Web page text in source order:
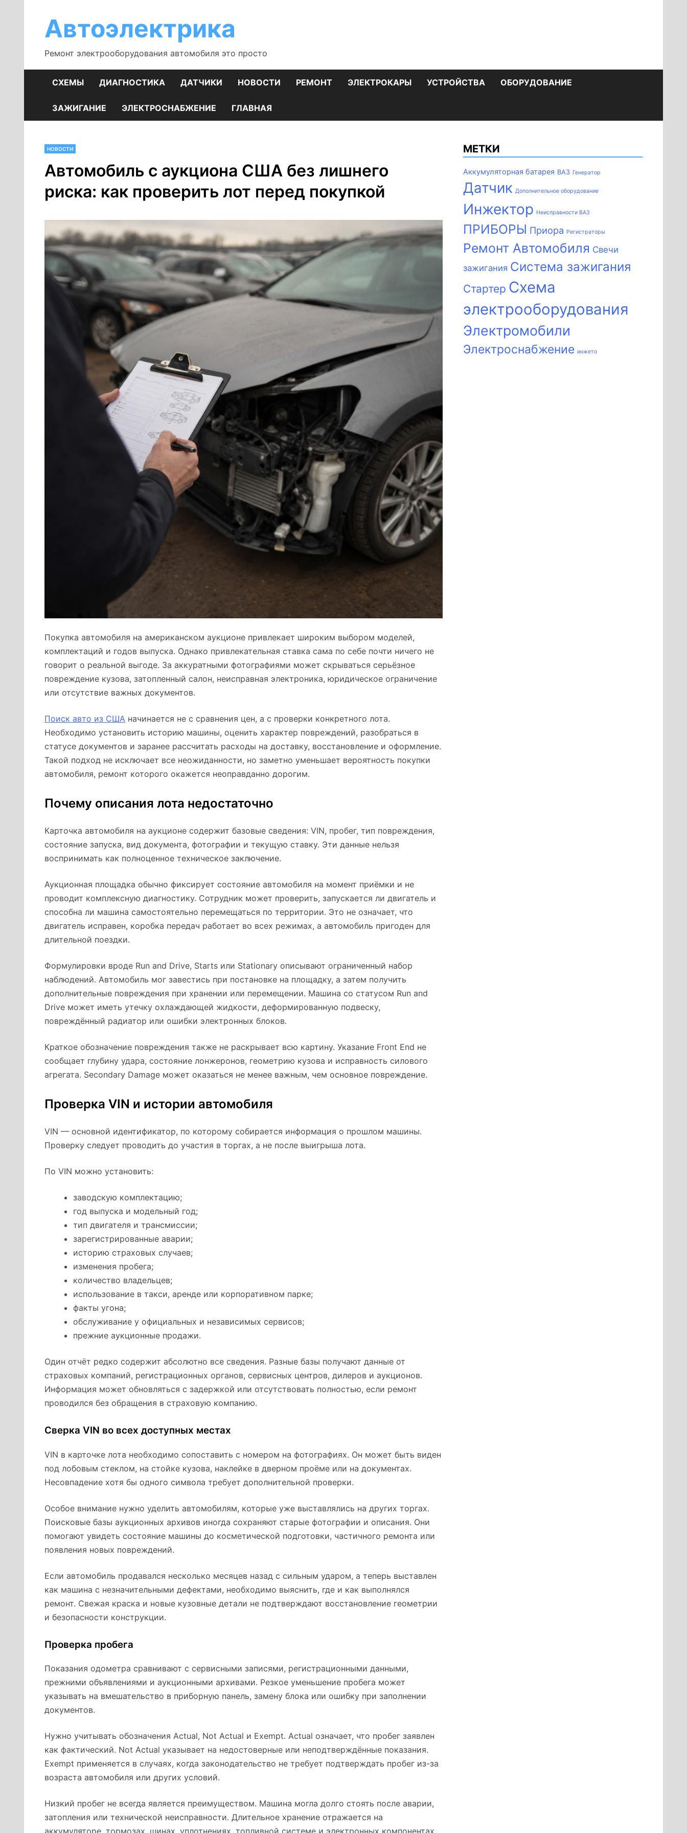
содержимому
Автоэлектрика
Ремонт электрооборудования автомобиля это просто
СХЕМЫ ДИАГНОСТИКА ДАТЧИКИ НОВОСТИ РЕМОНТ ЭЛЕКТРОКАРЫ УСТРОЙСТВА ОБОРУДОВАНИЕ
ЗАЖИГАНИЕ ЭЛЕКТРОСНАБЖЕНИЕ ГЛАВНАЯ
НОВОСТИ
Автомобиль с аукциона США без лишнего
риска: как проверить лот перед покупкой
Покупка автомобиля на американском аукционе привлекает широким выбором моделей,
комплектаций и годов выпуска. Однако привлекательная ставка сама по себе почти ничего не
говорит о реальной выгоде. За аккуратными фотографиями может скрываться серьёзное
повреждение кузова, затопленный салон, неисправная электроника, юридическое ограничение
или отсутствие важных документов.
Поиск авто из США начинается не с сравнения цен, а с проверки конкретного лота.
Необходимо установить историю машины, оценить характер повреждений, разобраться в
статусе документов и заранее рассчитать расходы на доставку, восстановление и оформление.
Такой подход не исключает все неожиданности, но заметно уменьшает вероятность покупки
автомобиля, ремонт которого окажется неоправданно дорогим.
Почему описания лота недостаточно
Карточка автомобиля на аукционе содержит базовые сведения: VIN, пробег, тип повреждения,
состояние запуска, вид документа, фотографии и текущую ставку. Эти данные нельзя
воспринимать как полноценное техническое заключение.
Аукционная площадка обычно фиксирует состояние автомобиля на момент приёмки и не
проводит комплексную диагностику. Сотрудник может проверить, запускается ли двигатель и
способна ли машина самостоятельно перемещаться по территории. Это не означает, что
двигатель исправен, коробка передач работает во всех режимах, а автомобиль пригоден для
длительной поездки.
Формулировки вроде Run and Drive, Starts или Stationary описывают ограниченный набор
наблюдений. Автомобиль мог завестись при постановке на площадку, а затем получить
дополнительные повреждения при хранении или перемещении. Машина со статусом Run and
Drive может иметь утечку охлаждающей жидкости, деформированную подвеску,
повреждённый радиатор или ошибки электронных блоков.
Краткое обозначение повреждения также не раскрывает всю картину. Указание Front End не
сообщает глубину удара, состояние лонжеронов, геометрию кузова и исправность силового
агрегата. Secondary Damage может оказаться не менее важным, чем основное повреждение.
Проверка VIN и истории автомобиля
VIN — основной идентификатор, по которому собирается информация о прошлом машины.
Проверку следует проводить до участия в торгах, а не после выигрыша лота.
По VIN можно установить:
заводскую комплектацию;
год выпуска и модельный год;
тип двигателя и трансмиссии;
зарегистрированные аварии;
историю страховых случаев;
изменения пробега;
количество владельцев;
использование в такси, аренде или корпоративном парке;
факты угона;
обслуживание у официальных и независимых сервисов;
прежние аукционные продажи.
Один отчёт редко содержит абсолютно все сведения. Разные базы получают данные от
страховых компаний, регистрационных органов, сервисных центров, дилеров и аукционов.
Информация может обновляться с задержкой или отсутствовать полностью, если ремонт
проводился без обращения в страховую компанию.
Сверка VIN во всех доступных местах
VIN в карточке лота необходимо сопоставить с номером на фотографиях. Он может быть виден
под лобовым стеклом, на стойке кузова, наклейке в дверном проёме или на документах.
Несовпадение хотя бы одного символа требует дополнительной проверки.
Особое внимание нужно уделить автомобилям, которые уже выставлялись на других торгах.
Поисковые базы аукционных архивов иногда сохраняют старые фотографии и описания. Они
помогают увидеть состояние машины до косметической подготовки, частичного ремонта или
появления новых повреждений.
Если автомобиль продавался несколько месяцев назад с сильным ударом, а теперь выставлен
как машина с незначительными дефектами, необходимо выяснить, где и как выполнялся
ремонт. Свежая краска и новые кузовные детали не подтверждают восстановление геометрии
и безопасности конструкции.
Проверка пробега
Показания одометра сравнивают с сервисными записями, регистрационными данными,
прежними объявлениями и аукционными архивами. Резкое уменьшение пробега может
указывать на вмешательство в приборную панель, замену блока или ошибку при заполнении
документов.
Нужно учитывать обозначения Actual, Not Actual и Exempt. Actual означает, что пробег заявлен
как фактический. Not Actual указывает на недостоверные или неподтверждённые показания.
Exempt применяется в случаях, когда законодательство не требует подтверждать пробег из-за
возраста автомобиля или других условий.
Низкий пробег не всегда является преимуществом. Машина могла долго стоять после аварии,
затопления или технической неисправности. Длительное хранение отражается на
МЕТКИ
Аккумуляторная батарея ВАЗ Генератор
Датчик Дополнительное оборудование
Инжектор Неисправности ВАЗ
ПРИБОРЫ Приора Регистраторы
Ремонт Автомобиля Свечи
зажигания Система зажигания
Стартер Схема
электрооборудования
Электромобили
Электроснабжение инжето